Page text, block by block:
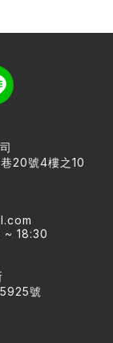
20號4樓之10
~ 18:30
號